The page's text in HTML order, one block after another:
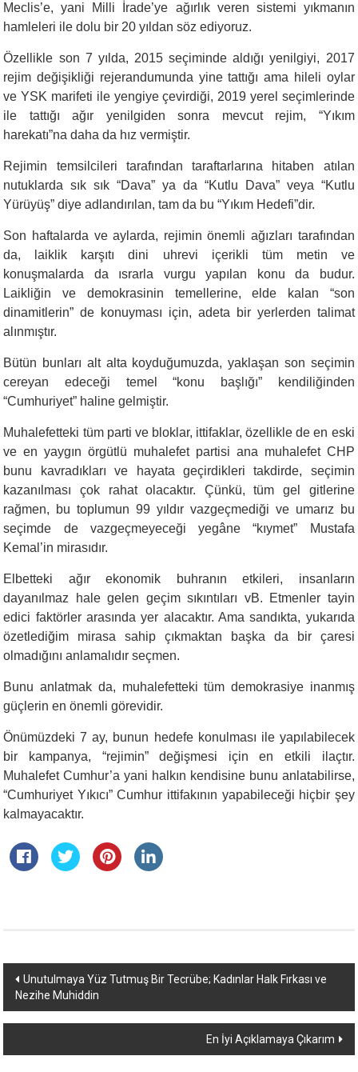
Meclis’e, yani Milli İrade’ye ağırlık veren sistemi yıkmanın
hamleleri ile dolu bir 20 yıldan söz ediyoruz.
Özellikle son 7 yılda, 2015 seçiminde aldığı yenilgiyi, 2017
rejim değişikliği rejerandumunda yine tattığı ama hileli oylar
ve YSK marifeti ile yengiye çevirdiği, 2019 yerel seçimlerinde
ile tattığı ağır yenilgiden sonra mevcut rejim, “Yıkım
harekatı”na daha da hız vermiştir.
Rejimin temsilcileri tarafından taraftarlarına hitaben atılan
nutuklarda sık sık “Dava” ya da “Kutlu Dava” veya “Kutlu
Yürüyüş” diye adlandırılan, tam da bu “Yıkım Hedefi”dir.
Son haftalarda ve aylarda, rejimin önemli ağızları tarafından
da, laiklik karşıtı dini uhrevi içerikli tüm metin ve
konuşmalarda da ısrarla vurgu yapılan konu da budur.
Laikliğin ve demokrasinin temellerine, elde kalan “son
dinamitlerin” de konuyması için, adeta bir yerlerden talimat
alınmıştır.
Bütün bunları alt alta koyduğumuzda, yaklaşan son seçimin
cereyan edeceği temel “konu başlığı” kendiliğinden
“Cumhuriyet” haline gelmiştir.
Muhalefetteki tüm parti ve bloklar, ittifaklar, özellikle de en eski
ve en yaygın örgütlü muhalefet partisi ana muhalefet CHP
bunu kavradıkları ve hayata geçirdikleri takdirde, seçimin
kazanılması çok rahat olacaktır. Çünkü, tüm gel gitlerine
rağmen, bu toplumun 99 yıldır vazgeçmediği ve umarız bu
seçimde de vazgeçmeyeceği yegâne “kıymet” Mustafa
Kemal’in mirasıdır.
Elbetteki ağır ekonomik buhranın etkileri, insanların
dayanılmaz hale gelen geçim sıkıntıları vB. Etmenler tayin
edici faktörler arasında yer alacaktır. Ama sandıkta, yukarıda
özetlediğim mirasa sahip çıkmaktan başka da bir çaresi
olmadığını anlamalıdır seçmen.
Bunu anlatmak da, muhalefetteki tüm demokrasiye inanmış
güçlerin en önemli görevidir.
Önümüzdeki 7 ay, bunun hedefe konulması ile yapılabilecek
bir kampanya, “rejimin” değişmesi için en etkili ilaçtır.
Muhalefet Cumhur’a yani halkın kendisine bunu anlatabilirse,
“Cumhuriyet Yıkıcı” Cumhur ittifakının yapabileceği hiçbir şey
kalmayacaktır.
Yazı
dolaşımı
Unutulmaya Yüz Tutmuş Bir Tecrübe; Kadınlar Halk Fırkası ve
Nezihe Muhiddin
En İyi Açıklamaya Çıkarım